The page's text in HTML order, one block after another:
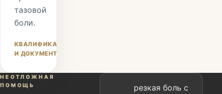
тазовой
боли.
КВАЛИФИКАЦИЯ
И ДОКУМЕНТЫ
НЕОТЛОЖНАЯ
ПОМОЩЬ
резкая боль с